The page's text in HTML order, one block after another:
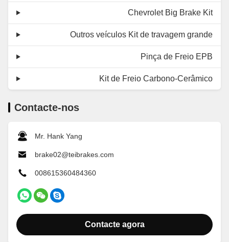
Chevrolet Big Brake Kit
Outros veículos Kit de travagem grande
Pinça de Freio EPB
Kit de Freio Carbono-Cerâmico
Contacte-nos
Mr. Hank Yang
brake02@teibrakes.com
008615360484360
Contacte agora